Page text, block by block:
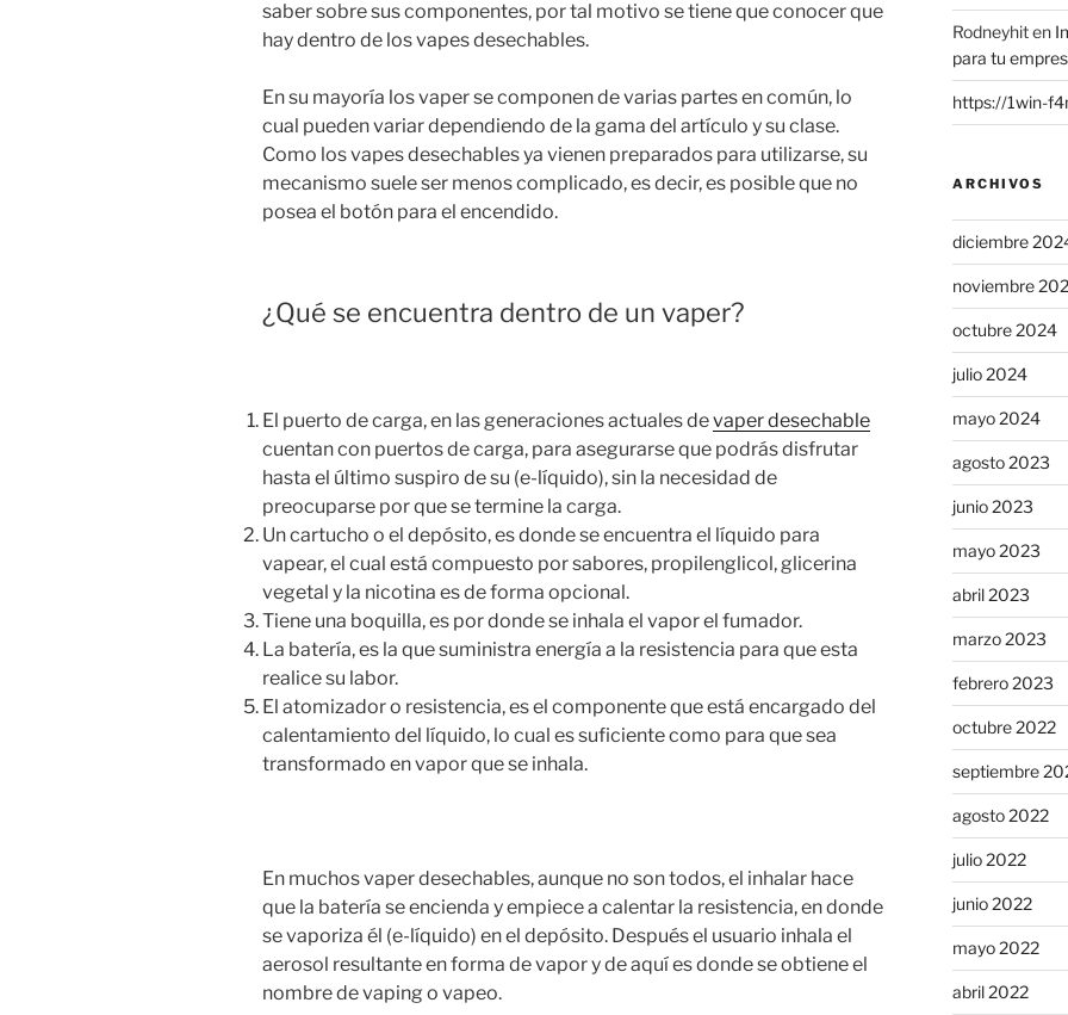
saber sobre sus componentes, por tal motivo se tiene que conocer que
hay dentro de los vapes desechables.
En su mayoría los vaper se componen de varias partes en común, lo
cual pueden variar dependiendo de la gama del artículo y su clase.
Como los vapes desechables ya vienen preparados para utilizarse, su
mecanismo suele ser menos complicado, es decir, es posible que no
posea el botón para el encendido.
¿Qué se encuentra dentro de un vaper?
El puerto de carga, en las generaciones actuales devaper desechable
cuentan con puertos de carga, para asegurarse que podrás disfrutar
hasta el último suspiro de su (e-líquido), sin la necesidad de
preocuparse por que se termine la carga.
Un cartucho o el depósito, es donde se encuentra el líquido para
vapear, el cual está compuesto por sabores, propilenglicol, glicerina
vegetal y la nicotina es de forma opcional.
Tiene una boquilla, es por donde se inhala el vapor el fumador.
La batería, es la que suministra energía a la resistencia para que esta
realice su labor.
El atomizador o resistencia, es el componente que está encargado del
calentamiento del líquido, lo cual es suficiente como para que sea
transformado en vapor que se inhala.
En muchos vaper desechables, aunque no son todos, el inhalar hace
que la batería se encienda y empiece a calentar la resistencia, en donde
se vaporiza él (e-líquido) en el depósito. Después el usuario inhala el
aerosol resultante en forma de vapor y de aquí es donde se obtiene el
nombre de vaping o vapeo.
Rodneyhiten
para tu
https://1win-
ARCHIVOS
diciembre
noviembre
octubre 2024
julio 2024
mayo 2024
agosto 2023
junio 2023
mayo 2023
abril 2023
marzo 2023
febrero 2023
octubre 2022
septiembre
agosto 2022
julio 2022
junio 2022
mayo 2022
abril 2022